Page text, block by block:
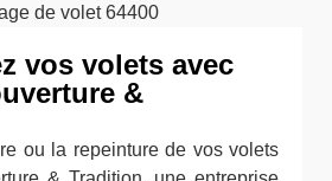
vos volets avec
&
ou la repeinture de vos volets